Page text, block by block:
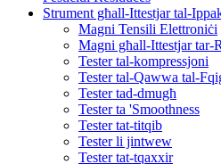
Strument għall-Ittestjar tal-
Magni Tensili Elettroniċi
Magni għall-Ittestjar tar-
Tester tal-kompressjoni
Tester tal-Qawwa tal-
Tester tad-dmugħ
Tester ta 'Smoothness
Tester tat-titqib
Tester li jintwew
Tester tat-tqaxxir